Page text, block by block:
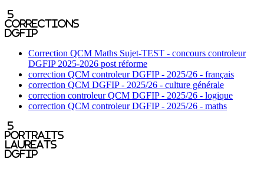
5
corrections
DGFIP
Correction QCM Maths Sujet-TEST - concours controleur
DGFIP 2025-2026 post réforme
correction QCM controleur DGFIP - 2025/26 - français
correction QCM DGFIP - 2025/26 - culture générale
correction controleur QCM DGFIP - 2025/26 - logique
correction QCM controleur DGFIP - 2025/26 - maths
5
portraits
laureats
DGFIP